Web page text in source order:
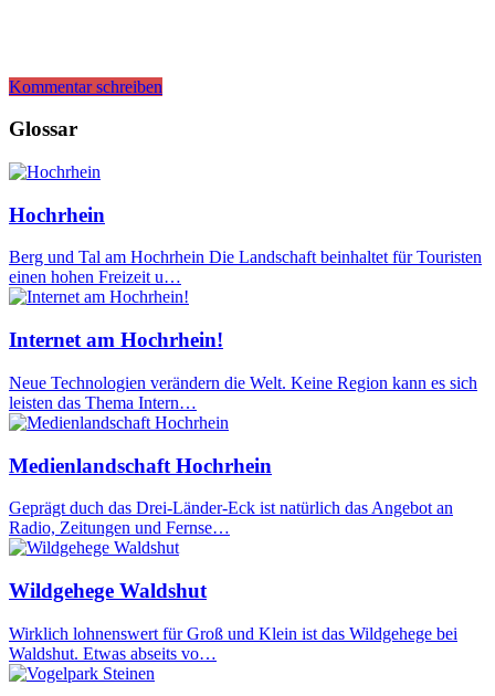
Kommentar schreiben
Glossar
Hochrhein
Berg und Tal am Hochrhein Die Landschaft beinhaltet für Touristen
einen hohen Freizeit u…
Internet am Hochrhein!
Neue Technologien verändern die Welt. Keine Region kann es sich
leisten das Thema Intern…
Medienlandschaft Hochrhein
Geprägt duch das Drei-Länder-Eck ist natürlich das Angebot an
Radio, Zeitungen und Fernse…
Wildgehege Waldshut
Wirklich lohnenswert für Groß und Klein ist das Wildgehege bei
Waldshut. Etwas abseits vo…